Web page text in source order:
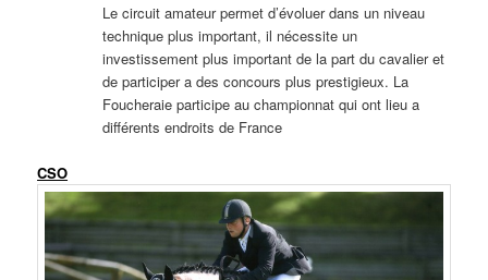
Le circuit amateur permet d’évoluer dans un niveau
technique plus important, il nécessite un
investissement plus important de la part du cavalier et
de participer a des concours plus prestigieux. La
Foucheraie participe au championnat qui ont lieu a
différents endroits de France
CSO